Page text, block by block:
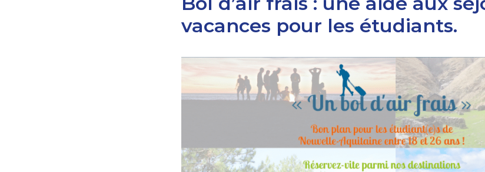
vacances pour les étudiants.